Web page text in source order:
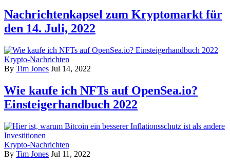
Nachrichtenkapsel zum Kryptomarkt für
den 14. Juli, 2022
Krypto-Nachrichten
By Tim Jones Jul 14, 2022
Wie kaufe ich NFTs auf OpenSea.io?
Einsteigerhandbuch 2022
Krypto-Nachrichten
By Tim Jones Jul 11, 2022